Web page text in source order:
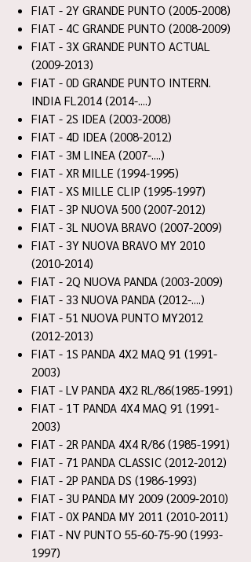
FIAT - 2Y GRANDE PUNTO (2005-2008)
FIAT - 4C GRANDE PUNTO (2008-2009)
FIAT - 3X GRANDE PUNTO ACTUAL
(2009-2013)
FIAT - 0D GRANDE PUNTO INTERN.
INDIA FL2014 (2014-....)
FIAT - 2S IDEA (2003-2008)
FIAT - 4D IDEA (2008-2012)
FIAT - 3M LINEA (2007-....)
FIAT - XR MILLE (1994-1995)
FIAT - XS MILLE CLIP (1995-1997)
FIAT - 3P NUOVA 500 (2007-2012)
FIAT - 3L NUOVA BRAVO (2007-2009)
FIAT - 3Y NUOVA BRAVO MY 2010
(2010-2014)
FIAT - 2Q NUOVA PANDA (2003-2009)
FIAT - 33 NUOVA PANDA (2012-....)
FIAT - 51 NUOVA PUNTO MY2012
(2012-2013)
FIAT - 1S PANDA 4X2 MAQ 91 (1991-
2003)
FIAT - LV PANDA 4X2 RL/86(1985-1991)
FIAT - 1T PANDA 4X4 MAQ 91 (1991-
2003)
FIAT - 2R PANDA 4X4 R/86 (1985-1991)
FIAT - 71 PANDA CLASSIC (2012-2012)
FIAT - 2P PANDA DS (1986-1993)
FIAT - 3U PANDA MY 2009 (2009-2010)
FIAT - 0X PANDA MY 2011 (2010-2011)
FIAT - NV PUNTO 55-60-75-90 (1993-
1997)